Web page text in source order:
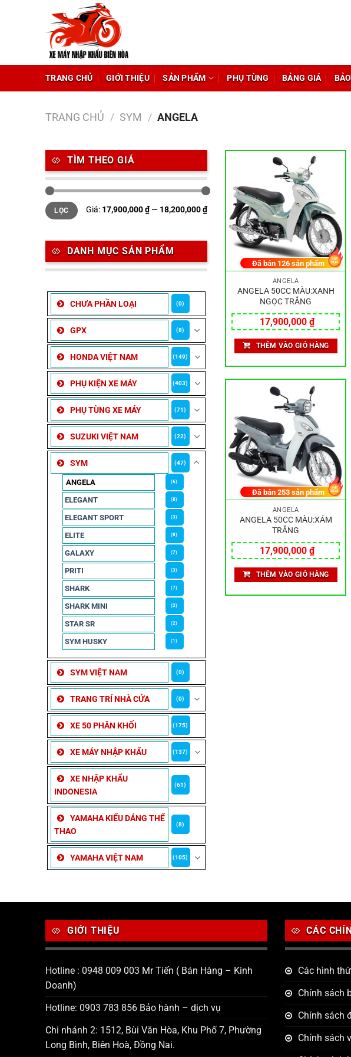
TRANG CHỦ GIỚI THIỆU SẢN PHẨM PHỤ TÙNG BẢNG GIÁ
TRANG CHỦ / SYM / ANGELA
TÌM THEO GIÁ
Giá
tối
thiểu
Giá
tối
đa
LỌC Giá: 17,900,000 ₫— 18,200,000 ₫
DANH MỤC SẢN PHẨM
CHƯA PHẦN LOẠI (0)
GPX (8)
HONDA VIỆT NAM (149)
PHỤ KIỆN XE MÁY (403)
PHỤ TÙNG XE MÁY (71)
SUZUKI VIỆT NAM (22)
SYM (47)
ANGELA (6)
ELEGANT (8)
ELEGANT SPORT (3)
ELITE (8)
GALAXY (7)
PRITI (3)
SHARK (7)
SHARK MINI (2)
STAR SR (2)
SYM HUSKY (1)
SYM VIỆT NAM (0)
TRANG TRÍ NHÀ CỬA (0)
XE 50 PHÂN KHỐI (175)
XE MÁY NHẬP KHẨU (137)
XE NHẬP KHẨU
INDONESIA
(61)
YAMAHA KIỂU DÁNG THỂ
THAO
(8)
YAMAHA VIỆT NAM (105)
ANGELA
ANGELA 50CC MÀU:XANH
NGỌC TRẮNG
17,900,000₫
Đã bán 126sản phẩm
THÊM VÀO GIỎ HÀNG
ANGELA
ANGELA 50CC MÀU:XÁM
TRẮNG
17,900,000₫
Đã bán 253sản phẩm
THÊM VÀO GIỎ HÀNG
GIỚI THIỆU
Hotline : 0948 009 003 Mr Tiến ( Bán Hàng – Kinh
Doanh)
Hotline: 0903 783 856 Bảo hành – dịch vụ
Chi nhánh 2: 1512, Bùi Văn Hòa, Khu Phố 7, Phường
Long Bình, Biên Hoà, Đồng Nai.
CÁC
Các hình
Chính sách
Chính sách
Chính sách